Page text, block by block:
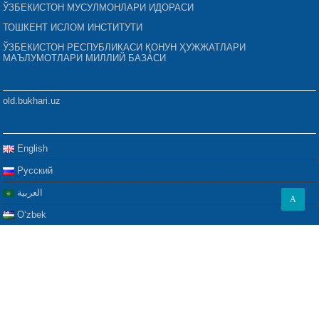
ЎЗБЕКИСТОН МУСУЛМОНЛАРИ ИДОРАСИ
ТОШКЕНТ ИСЛОМ ИНСТИТУТИ
ЎЗБЕКИСТОН РЕСПУБЛИКАСИ ҚОНУН ҲУЖЖАТЛАРИ
МАЪЛУМОТЛАРИ МИЛЛИЙ БАЗАСИ
old.bukhari.uz
English
Русский
العربية
Oʻzbek
A